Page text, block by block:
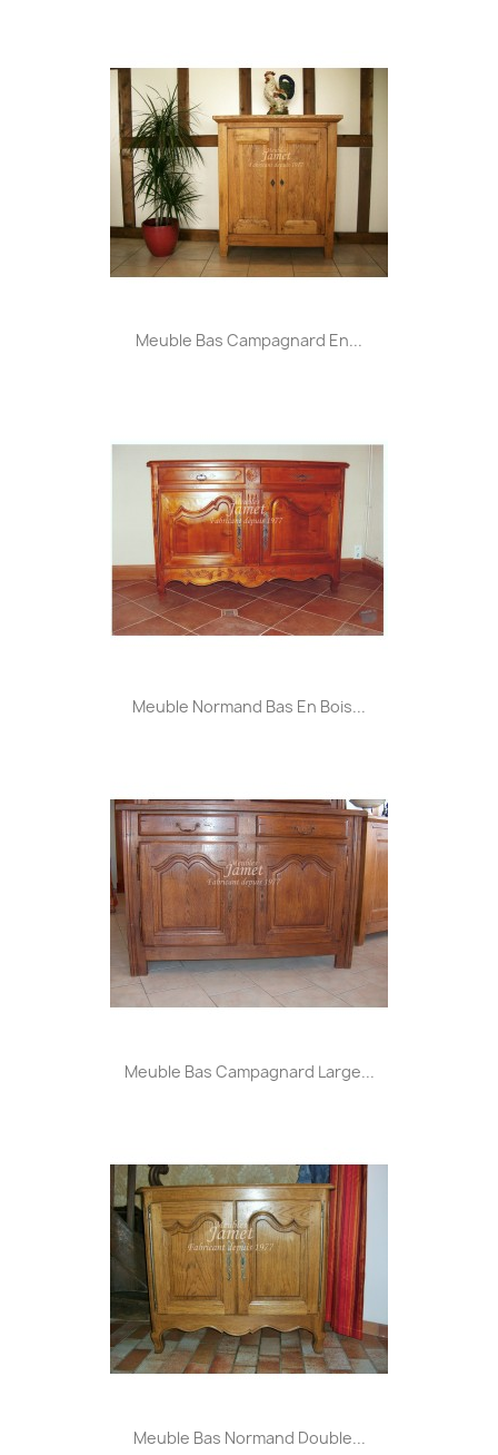
Meuble Bas Campagnard En...
Meuble Normand Bas En Bois...
Meuble Bas Campagnard Large...
Meuble Bas Normand Double...